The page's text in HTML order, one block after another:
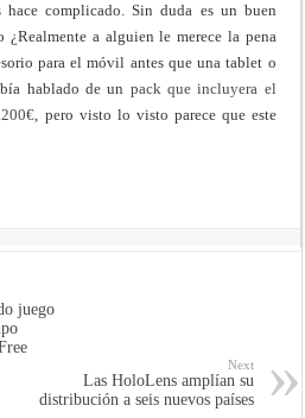
complicado. Sin duda es un buen
¿Realmente a alguien le merece la pena
para el móvil antes que una tablet o
hablado de un pack que incluyera el
, pero visto lo visto parece que este
juego
Next
Las HoloLens amplían su
distribución a seis nuevos países